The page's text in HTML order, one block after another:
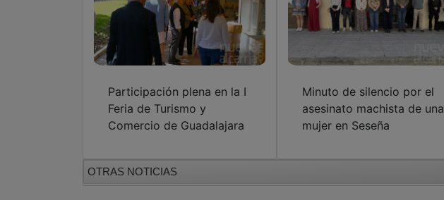
Participación plena en la I
Feria de Turismo y
Comercio de Guadalajara
Minuto de silencio por el
asesinato machista de una
mujer en Seseña
OTRAS NOTICIAS